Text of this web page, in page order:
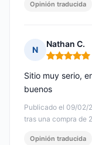
Opinión traducida
N
Nathan C.
Nota: 5 de 5
Publicado el 09/02/
tras una compra de
Sitio muy serio,
buenos
Opinión traducida